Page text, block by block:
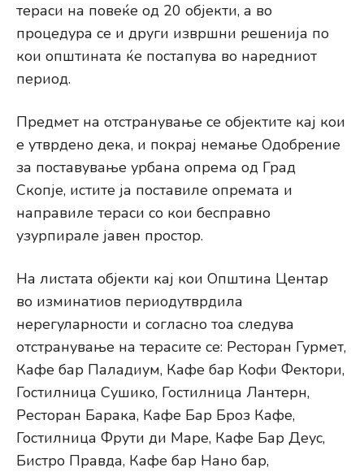
тераси на повеќе од 20 објекти, а во
процедура се и други извршни решенија по
кои општината ќе постапува во наредниот
период.
Предмет на отстранување се објектите кај кои
е утврдено дека, и покрај немање Одобрение
за поставување урбана опрема од Град
Скопје, истите ја поставиле опремата и
направиле тераси со кои бесправно
узурпирале јавен простор.
На листата објекти кај кои Општина Центар
во изминатиов периодутврдила
нерегуларности и согласно тоа следува
отстранување на терасите се: Ресторан Гурмет,
Кафе бар Паладиум, Кафе бар Кофи Фектори,
Гостилница Сушико, Гостилница Лантерн,
Ресторан Барака, Кафе Бар Броз Кафе,
Гостилница Фрути ди Маре, Кафе Бар Деус,
Бистро Правда, Кафе бар Нано бар,